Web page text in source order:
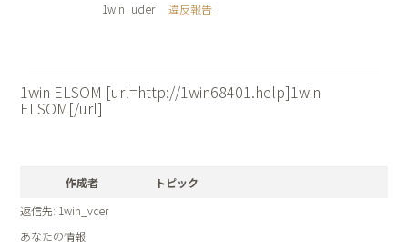
1win_uder 違反報告
1win ELSOM [url=http://1win68401.help]1win
ELSOM[/url]
作成者
トピック
返信先: 1win_vcer
あなたの情報: